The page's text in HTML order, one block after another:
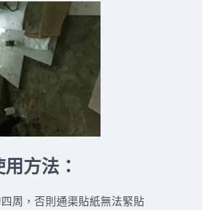
方法：
周，否則通渠貼紙無法緊貼